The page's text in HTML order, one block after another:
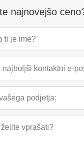
najnovejšo